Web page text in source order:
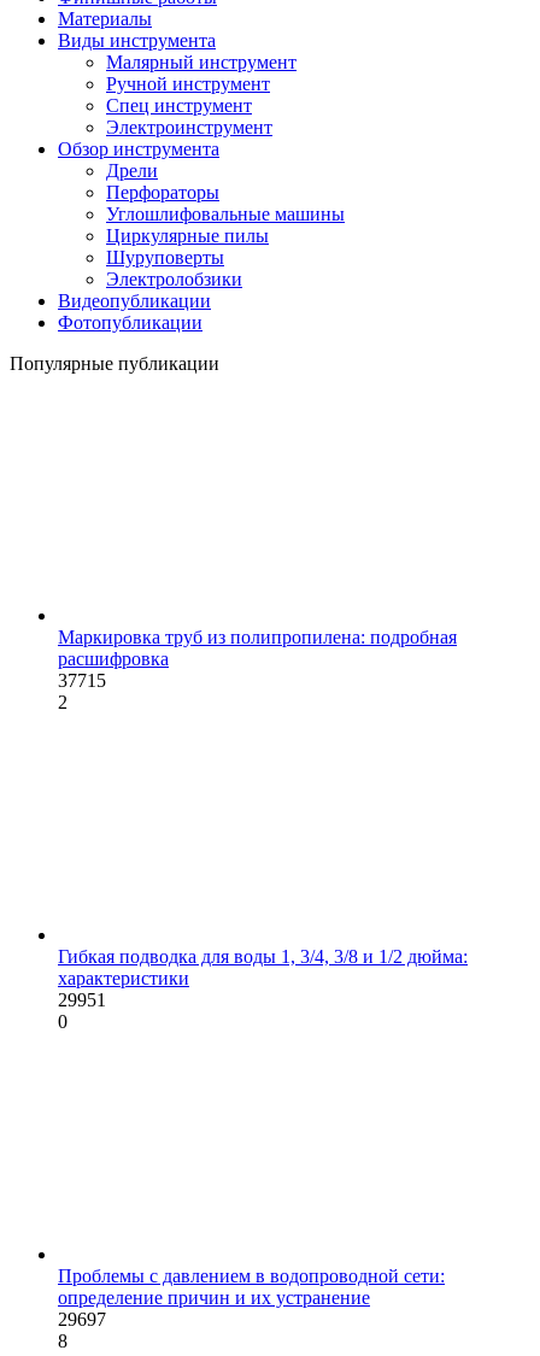
Материалы
Виды инструмента
Малярный инструмент
Ручной инструмент
Спец инструмент
Электроинструмент
Обзор инструмента
Дрели
Перфораторы
Углошлифовальные машины
Циркулярные пилы
Шуруповерты
Электролобзики
Видеопубликации
Фотопубликации
Популярные публикации
Маркировка труб из полипропилена: подробная
расшифровка
37715
2
Гибкая подводка для воды 1, 3/4, 3/8 и 1/2 дюйма:
характеристики
29951
0
Проблемы с давлением в водопроводной сети:
определение причин и их устранение
29697
8